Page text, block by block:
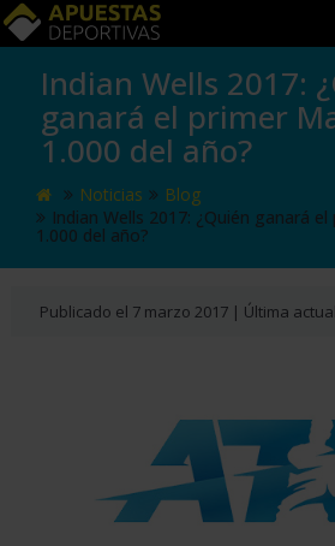
APUESTAS
POR
MÉXICO
PERÚ
ECUADOR
ESTADOS
Indian Wells 2017:
ganará el primer
1.000 del año?
Noticias
Blog
Indian Wells 2017: ¿Quién ganará
1.000 del año?
Publicado el 7 marzo 2017 | Última